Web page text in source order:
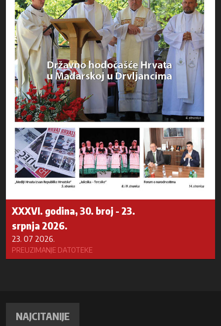
XXXVI. godina, 30. broj - 23.
srpnja 2026.
23. 07 2026.
PREUZIMANJE DATOTEKE
NAJCITANIJE